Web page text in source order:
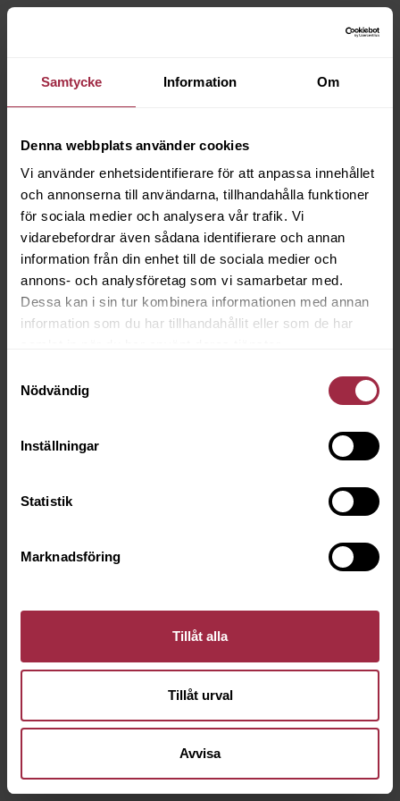
Samtycke Information Om
Denna webbplats använder cookies
Vi använder enhetsidentifierare för att anpassa innehållet
och annonserna till användarna, tillhandahålla funktioner
för sociala medier och analysera vår trafik. Vi
vidarebefordrar även sådana identifierare och annan
information från din enhet till de sociala medier och
annons- och analysföretag som vi samarbetar med.
Dessa kan i sin tur kombinera informationen med annan
information som du har tillhandahållit eller som de har
Nödvändig
Inställningar
Statistik
Marknadsföring
Tillåt alla
Tillåt urval
Avvisa